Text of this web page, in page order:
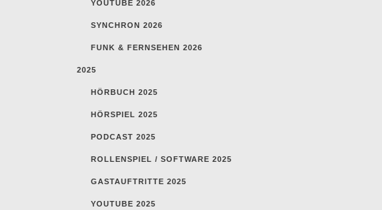
YOUTUBE 2026
SYNCHRON 2026
FUNK & FERNSEHEN 2026
2025
HÖRBUCH 2025
HÖRSPIEL 2025
PODCAST 2025
ROLLENSPIEL / SOFTWARE 2025
GASTAUFTRITTE 2025
YOUTUBE 2025